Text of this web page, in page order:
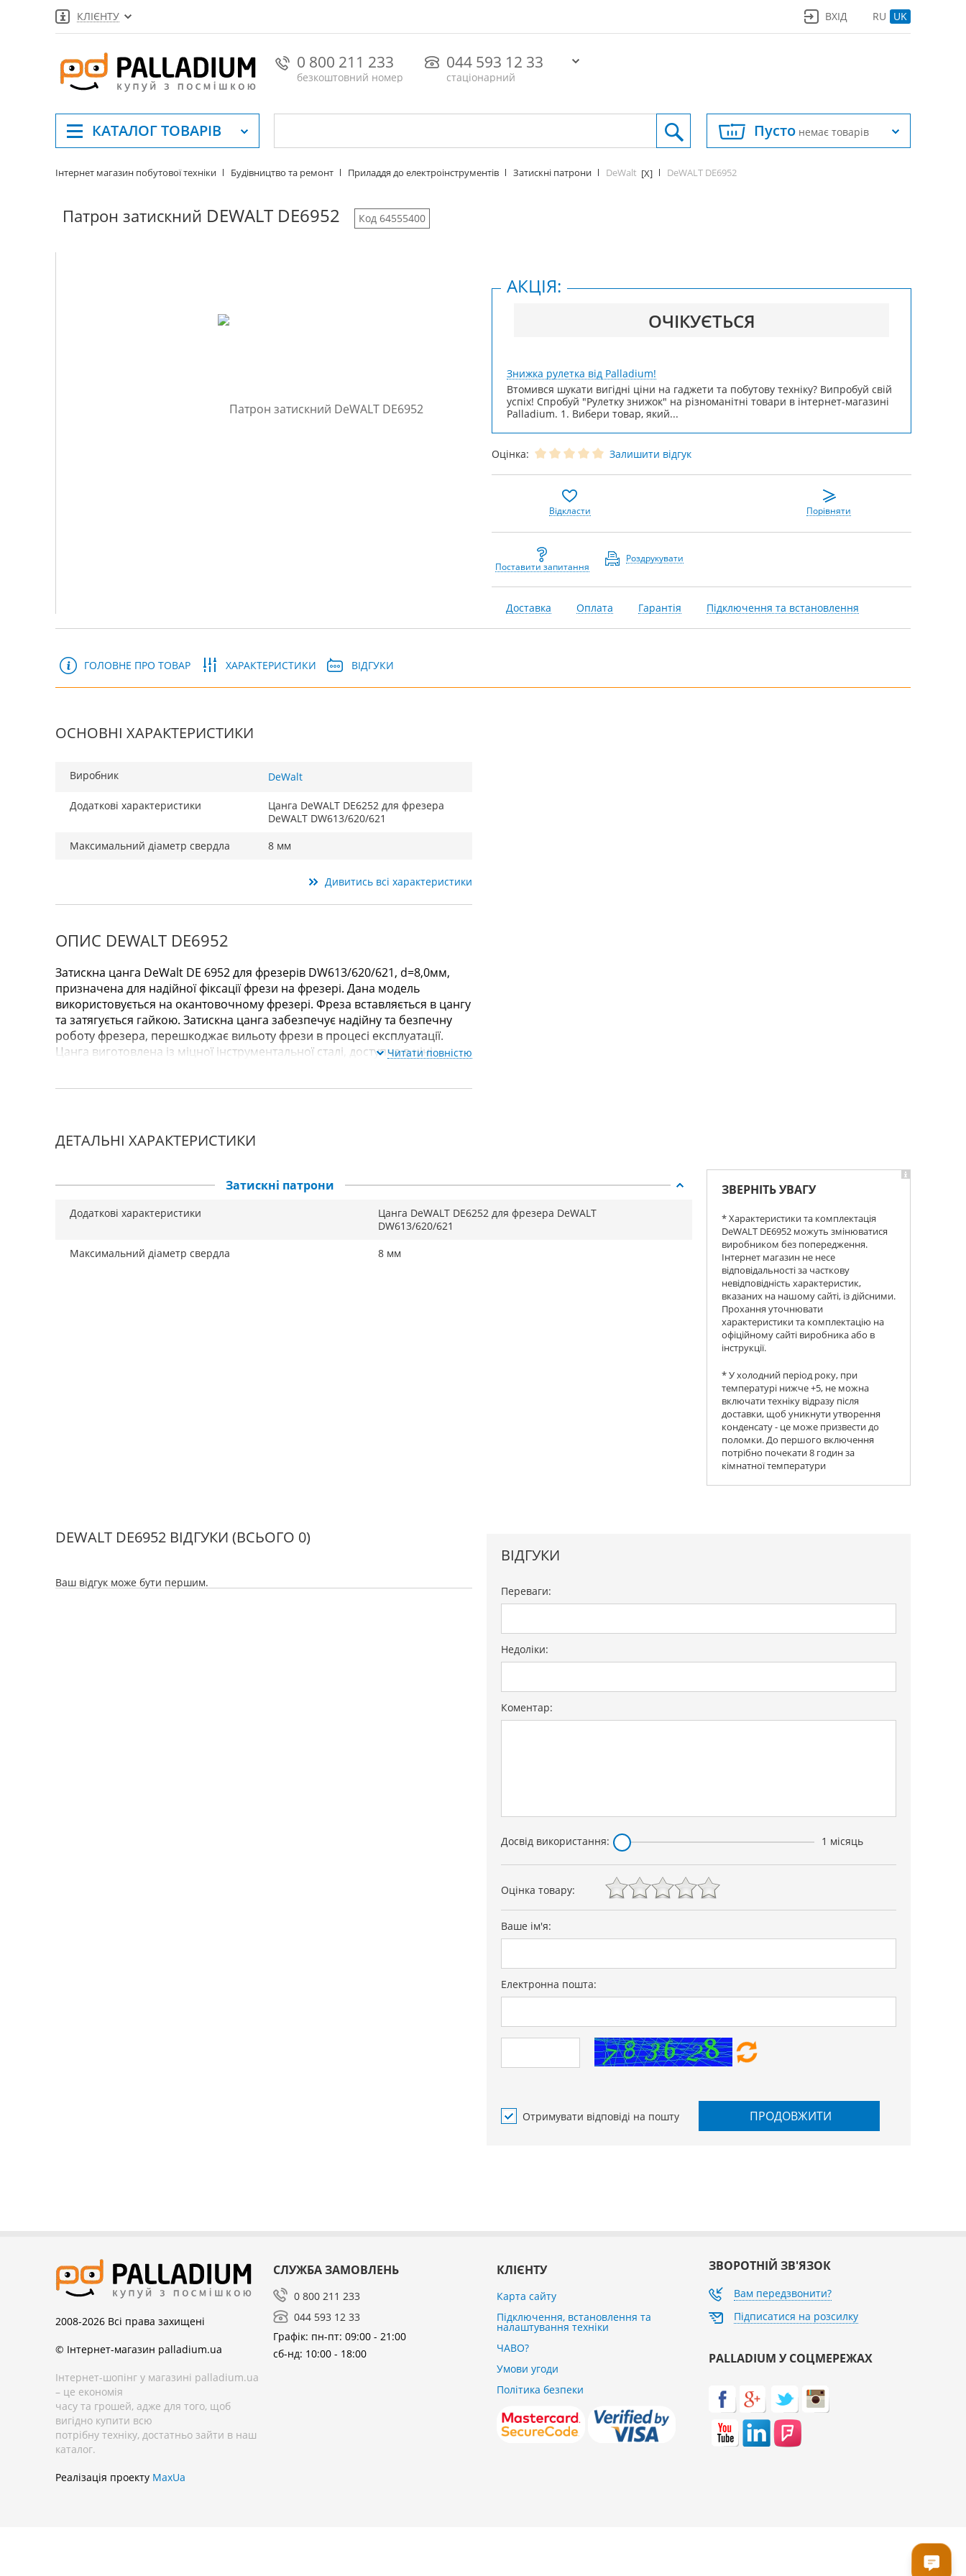
КЛІЄНТУ RU UK
ВХІД
0 800 211 233
безкоштовний номер
044 593 12 33
стаціонарний
КАТАЛОГТОВАРІВ Пусто немає товарів
Інтернет магазин побутової техніки Будівництво та ремонт Приладдя до електроінструментів Затискні патрони DeWalt [X] DeWALT DE6952
Патрон затискний DEWALT DE6952 Код 64555400
ОЧІКУЄТЬСЯ
АКЦІЯ:
Знижка рулетка від Palladium!
Втомився шукати вигідні ціни на гаджети та побутову техніку? Випробуй свій
успіх! Спробуй "Рулетку знижок" на різноманітні товари в інтернет-магазині
Palladium. 1. Вибери товар, який...
Оцінка: Залишити відгук
Відкласти Порівняти
Поставити запитання
Роздрукувати
Доставка Оплата Гарантія Підключення та встановлення
ГОЛОВНЕ ПРО ТОВАР ХАРАКТЕРИСТИКИ ВІДГУКИ
ОСНОВНІ ХАРАКТЕРИСТИКИ
Виробник DeWalt
Додаткові характеристики
Цанга DeWALT DE6252 для фрезера
DeWALT DW613/620/621
Максимальний діаметр свердла
8 мм
Дивитись всі характеристики
ОПИС DEWALT DE6952
Затискна цанга DeWalt DE 6952 для фрезерів DW613/620/621, d=8,0мм,
призначена для надійної фіксації фрези на фрезері. Дана модель
використовується на окантовочному фрезері. Фреза вставляється в цангу
та затягується гайкою. Затискна цанга забезпечує надійну та безпечну
роботу фрезера, перешкоджає вильоту фрези в процесі експлуатації.
Цанга виготовлена ​​із міцної інструментальної сталі, доступна в ціні.
Читати повністю
ДЕТАЛЬНІ ХАРАКТЕРИСТИКИ
Затискні патрони
Додаткові характеристики
Цанга DeWALT DE6252 для фрезера DeWALT
DW613/620/621
Максимальний діаметр свердла
8 мм
ЗВЕРНІТЬ УВАГУ
* Характеристики та комплектація
DeWALT DE6952 можуть змінюватися
виробником без попередження.
Інтернет магазин не несе
відповідальності за часткову
невідповідність характеристик,
вказаних на нашому сайті, із дійсними.
Прохання уточнювати
характеристики та комплектацію на
офіційному сайті виробника або в
інструкції.
* У холодний період року, при
температурі нижче +5, не можна
включати техніку відразу після
доставки, щоб уникнути утворення
конденсату - це може призвести до
поломки. До першого включення
потрібно почекати 8 годин за
кімнатної температури
DEWALT DE6952 ВІДГУКИ (ВСЬОГО 0)
Ваш відгук може бути першим.
ВІДГУКИ
Переваги:
Недоліки:
Коментар:
Досвід використання: 1 місяць
Оцінка товару:
Ваше ім'я:
Електронна пошта:
Отримувати відповіді на пошту ПРОДОВЖИТИ
2008-2026 Всі права захищені
© Інтернет-магазин palladium.ua
Інтернет-шопінг у магазині palladium.ua
– це економія
часу та грошей, адже для того, щоб
вигідно купити всю
потрібну техніку, достатньо зайти в наш
каталог.
Реалізація проекту MaxUa
СЛУЖБА ЗАМОВЛЕНЬ
0 800 211 233
044 593 12 33
Графік: пн-пт: 09:00 - 21:00
сб-нд: 10:00 - 18:00
КЛІЄНТУ
Карта сайту
Підключення, встановлення та
налаштування техніки
ЧАВО?
Умови угоди
Політика безпеки
ЗВОРОТНІЙ ЗВ'ЯЗОК
Вам передзвонити?
Підписатися на розсилку
PALLADIUM У СОЦМЕРЕЖАХ